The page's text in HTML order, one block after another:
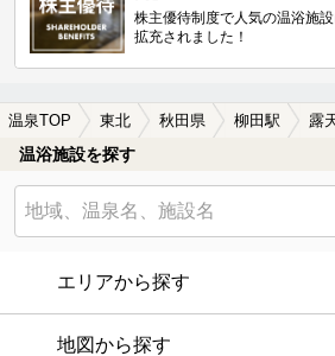
株主優待制度で人気の温浴施
拡充されました！
温泉TOP 東北 秋田県 柳田駅
温浴施設を探す
エリアから探す
地図から探す